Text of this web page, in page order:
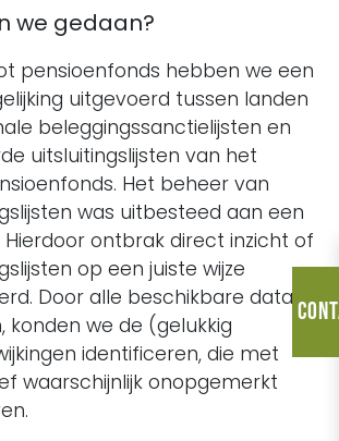
we gedaan?
pensioenfonds hebben we een
uitgevoerd tussen landen
beleggingssanctielijsten en
uitsluitingslijsten van het
Het beheer van
was uitbesteed aan een
ontbrak direct inzicht of
op een juiste wijze
Door alle beschikbare data
konden we de (gelukkig
identificeren, die met
waarschijnlijk onopgemerkt